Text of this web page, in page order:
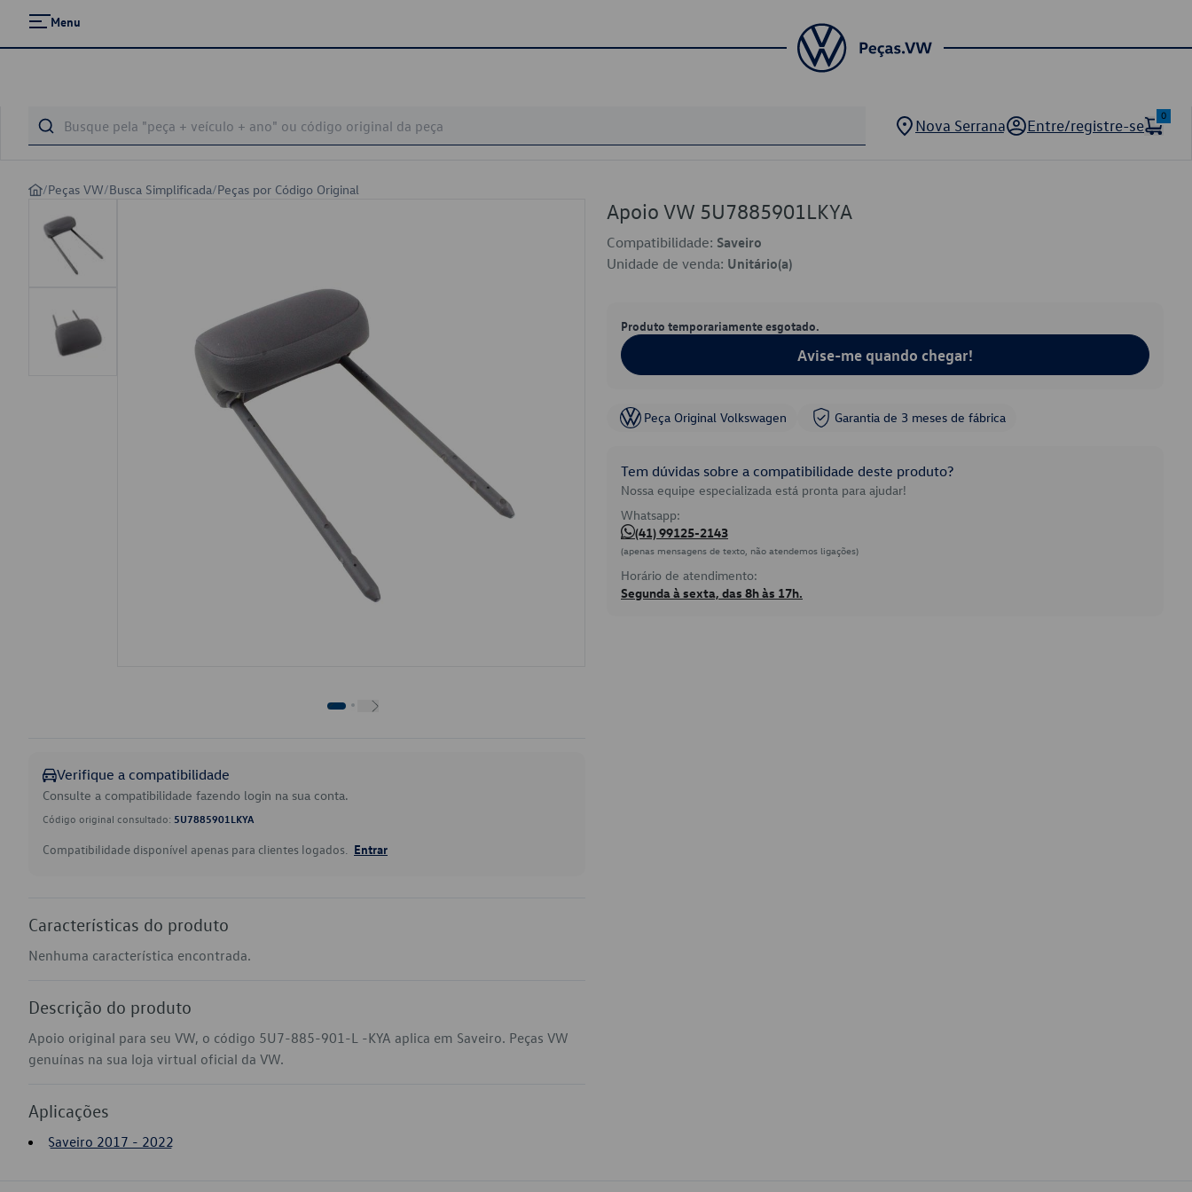
Menu
Nova Serrana Entre/registre-se
0
/Peças VW/Busca Simplificada/Peças por Código Original
Verifique a compatibilidade
Consulte a compatibilidade fazendo login na sua conta.
Código original consultado: 5U7885901LKYA
Compatibilidade disponível apenas para clientes logados. Entrar
Características do produto
Nenhuma característica encontrada.
Descrição do produto
Apoio original para seu VW, o código 5U7-885-901-L -KYA aplica em Saveiro. Peças VW
genuínas na sua loja virtual oficial da VW.
Aplicações
Saveiro 2017 - 2022
Apoio VW 5U7885901LKYA
Compatibilidade: Saveiro
Unidade de venda: Unitário(a)
Produto temporariamente esgotado.
Avise-me quando chegar!
Peça Original Volkswagen Garantia de 3 meses de fábrica
Tem dúvidas sobre a compatibilidade deste produto?
Nossa equipe especializada está pronta para ajudar!
Whatsapp:
(41) 99125-2143
(apenas mensagens de texto, não atendemos ligações)
Horário de atendimento:
Segunda à sexta, das 8h às 17h.